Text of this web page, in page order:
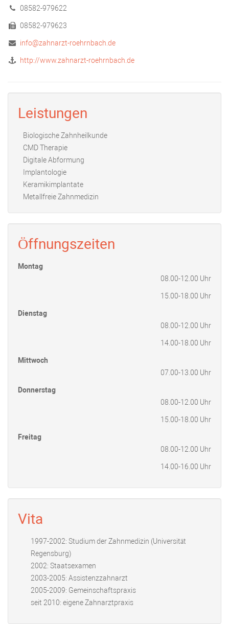
08582-979622
08582-979623
info@zahnarzt-roehrnbach.de
http://www.zahnarzt-roehrnbach.de
Leistungen
Biologische Zahnheilkunde
CMD Therapie
Digitale Abformung
Implantologie
Keramikimplantate
Metallfreie Zahnmedizin
Öffnungszeiten
Montag
08.00-12.00 Uhr
15.00-18.00 Uhr
Dienstag
08.00-12.00 Uhr
14.00-18.00 Uhr
Mittwoch
07.00-13.00 Uhr
Donnerstag
08.00-12.00 Uhr
15.00-18.00 Uhr
Freitag
08.00-12.00 Uhr
14.00-16.00 Uhr
Vita
1997-2002: Studium der Zahnmedizin (Universität
Regensburg)
2002: Staatsexamen
2003-2005: Assistenzzahnarzt
2005-2009: Gemeinschaftspraxis
seit 2010: eigene Zahnarztpraxis